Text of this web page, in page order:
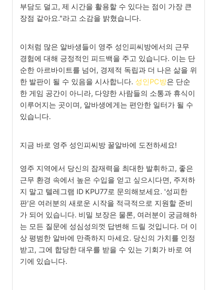
부담도 덜고, 제 시간을 활용할 수 있다는 점이 가장 큰
장점 같아요."라고 소감을 밝혔습니다.
이처럼 많은 알바생들이 영주 성인피씨방에서의 근무
경험에 대해 긍정적인 피드백을 주고 있습니다. 이는 단
순한 아르바이트를 넘어, 경제적 독립과 더 나은 삶을 위
한 발판이 될 수 있음을 시사합니다. 성인PC방은 단순
한 게임 공간이 아니라, 다양한 사람들의 소통과 휴식이
이루어지는 곳이며, 알바생에게는 편안한 일터가 될 수
있습니다.
지금 바로 영주 성인피씨방 꿀알바에 도전하세요!
영주 지역에서 당신의 잠재력을 최대한 발휘하고, 좋은
근무 환경 속에서 높은 수입을 얻고 싶으시다면, 주저하
지 말고 텔레그램 ID KPU77로 문의해보세요. '성피한
판'은 여러분의 새로운 시작을 적극적으로 지원할 준비
가 되어 있습니다. 비밀 보장은 물론, 여러분이 궁금해하
는 모든 질문에 성심성의껏 답변해 드릴 것입니다. 더 이
상 평범한 알바에 만족하지 마세요. 당신의 가치를 인정
받고, 그에 합당한 대우를 받을 수 있는 기회가 바로 여
기에 있습니다.